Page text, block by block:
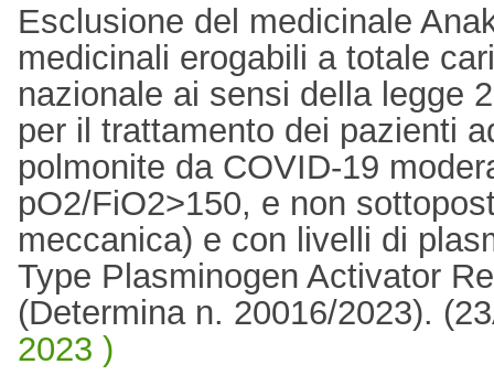
Esclusione del medicinale
medicinali erogabili a totale
nazionale ai sensi della legge
per il trattamento dei pazienti
polmonite da COVID-19
pO2/FiO2>150, e non
meccanica) e con livelli di
Type Plasminogen Activator
(Determina n. 20016/2023).
2023 )